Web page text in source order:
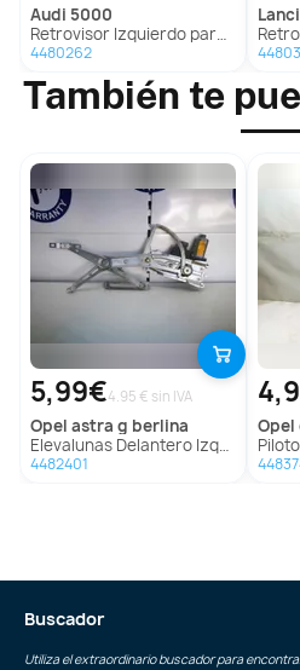
audi 5000
Retrovisor Izquierdo para Audi 5000
4480262
También te
5,99€4.95 € sin IVA
opel astra g berlina
Elevalunas Delantero Izquierdo Para Opel Astra G Berlina
4482401
opel
Piloto
Buscador
Utiliza el extraordinario buscador para